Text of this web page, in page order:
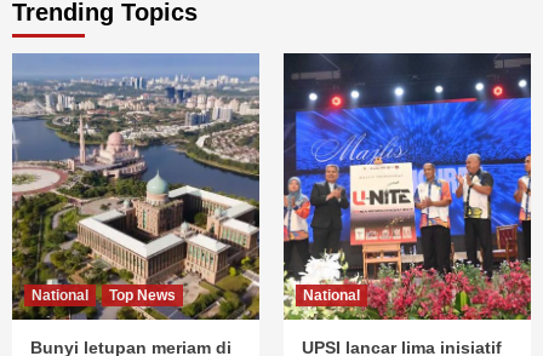
Trending Topics
National Top News
Bunyi letupan meriam di
National
UPSI lancar lima inisiatif